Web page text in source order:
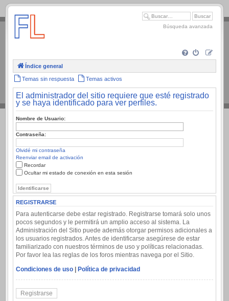
.
Búsqueda avanzada
Índice general
Temas sin respuesta Temas activos
El administrador del sitio requiere que esté registrado
y se haya identificado para ver perfiles.
Nombre de Usuario:
Contraseña:
Olvidé mi contraseña
Reenviar email de activación
Recordar
Ocultar mi estado de conexión en esta sesión
REGISTRARSE
Para autenticarse debe estar registrado. Registrarse tomará solo unos
pocos segundos y le permitirá un amplio acceso al sistema. La
Administración del Sitio puede además otorgar permisos adicionales a
los usuarios registrados. Antes de identificarse asegúrese de estar
familiarizado con nuestros términos de uso y políticas relacionadas.
Por favor lea las reglas de los foros mientras navega por el Sitio.
Condiciones de uso | Política de privacidad
Registrarse